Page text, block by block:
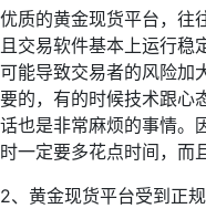
优质的黄金现货平台，往
且交易软件基本上运行稳
可能导致交易者的风险加
要的，有的时候技术跟心
话也是非常麻烦的事情。
时一定要多花点时间，而
2、黄金现货平台受到正